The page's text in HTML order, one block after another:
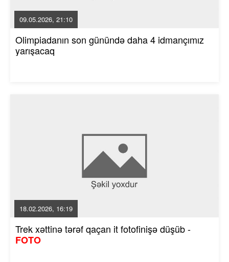
09.05.2026, 21:10
Olimpiadanın son günündə daha 4 idmançımız
yarışacaq
18.02.2026, 16:19
Trek xəttinə tərəf qaçan it fotofinişə düşüb -
FOTO